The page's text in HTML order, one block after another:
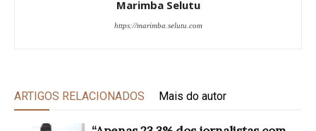
Marimba Selutu
https://marimba.selutu.com
ARTIGOS RELACIONADOS Mais do autor